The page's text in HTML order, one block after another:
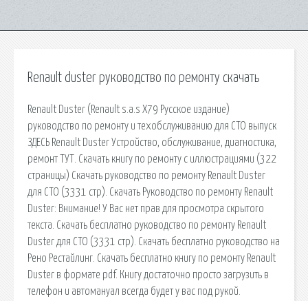
Renault duster руководство по ремонту скачать
Renault Duster (Renault s.a.s X79 Русское издание)
руководство по ремонту и техобслуживанию для СТО выпуск
ЗДЕСЬ Renault Duster Устройство, обслуживание, диагностика,
ремонт ТУТ. Скачать книгу по ремонту с иллюстрациями (322
страницы) Скачать руководство по ремонту Renault Duster
для СТО (3331 стр). Скачать Руководство по ремонту Renault
Duster: Внимание! У Вас нет прав для просмотра скрытого
текста. Скачать бесплатно руководство по ремонту Renault
Duster для СТО (3331 стр). Скачать бесплатно руководство на
Рено Рестайлинг. Скачать бесплатно книгу по ремонту Renault
Duster в формате pdf. Книгу достаточно просто загрузить в
телефон и автомануал всегда будет у вас под рукой.